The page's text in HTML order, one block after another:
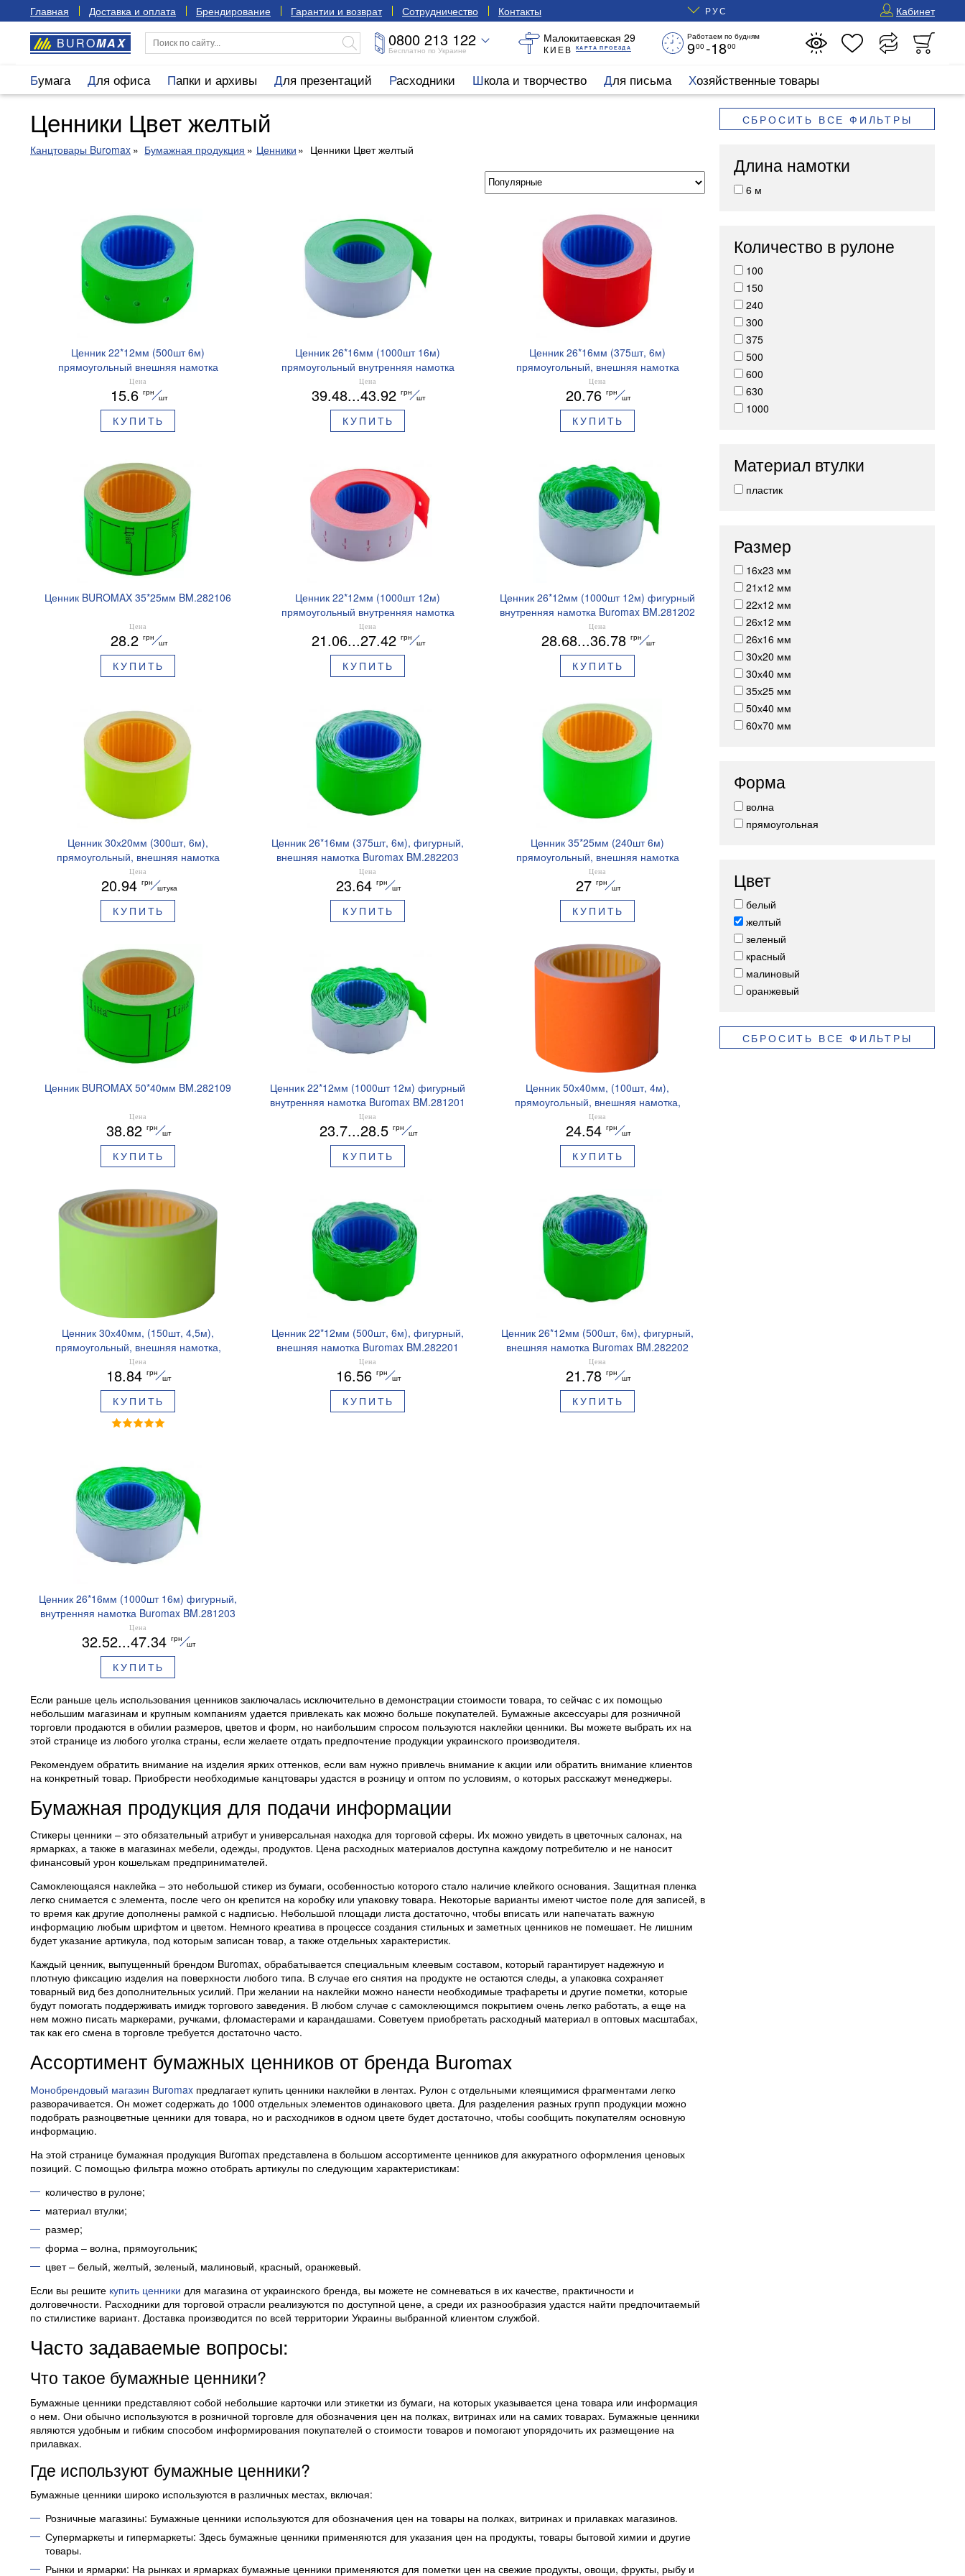
Главная Доставка и оплата Брендирование Гарантии и возврат Сотрудничество Контакты РУС Кабинет
BUROMAX 0800 213 122
Бесплатно по Украине
Малокитаевская 29
КИЕВ КАРТА ПРОЕЗДА
Работаем по будням
900 -1800
Бумага Для офиса Папки и архивы Для презентаций Расходники Школа и творчество Для письма Хозяйственные товары
Ценники Цвет желтый
Канцтовары Buromax Бумажная продукция Ценники Ценники Цвет желтый
Ценник 22*12мм (500шт 6м)
прямоугольный внешняя намотка
Buromax BM.282101
Цена
15.6 грн
шт
КУПИТЬ
Ценник 26*16мм (1000шт 16м)
прямоугольный внутренняя намотка
Buromax BM.281103
Цена
39.48...43.92 грн
шт
КУПИТЬ
Ценник 26*16мм (375шт, 6м)
прямоугольный, внешняя намотка
Buromax BM.282103
Цена
20.76 грн
шт
КУПИТЬ
Ценник BUROMAX 35*25мм BM.282106
Цена
28.2 грн
шт
КУПИТЬ
Ценник 22*12мм (1000шт 12м)
прямоугольный внутренняя намотка
Buromax BM.281101
Цена
21.06...27.42 грн
шт
КУПИТЬ
Ценник 26*12мм (1000шт 12м) фигурный
внутренняя намотка Buromax BM.281202
Цена
28.68...36.78 грн
шт
КУПИТЬ
Ценник 30х20мм (300шт, 6м),
прямоугольный, внешняя намотка
Buromax BM.282104
Цена
20.94 грн
штука
КУПИТЬ
Ценник 26*16мм (375шт, 6м), фигурный,
внешняя намотка Buromax BM.282203
Цена
23.64 грн
шт
КУПИТЬ
Ценник 35*25мм (240шт 6м)
прямоугольный, внешняя намотка
Buromax BM.282105
Цена
27 грн
шт
КУПИТЬ
Ценник BUROMAX 50*40мм BM.282109
Цена
38.82 грн
шт
КУПИТЬ
Ценник 22*12мм (1000шт 12м) фигурный
внутренняя намотка Buromax BM.281201
Цена
23.7...28.5 грн
шт
КУПИТЬ
Ценник 50х40мм, (100шт, 4м),
прямоугольный, внешняя намотка,
BUROMAX BM.282112
Цена
24.54 грн
шт
КУПИТЬ
Ценник 30х40мм, (150шт, 4,5м),
прямоугольный, внешняя намотка,
BUROMAX BM.282113
Цена
18.84 грн
шт
КУПИТЬ
Ценник 22*12мм (500шт, 6м), фигурный,
внешняя намотка Buromax BM.282201
Цена
16.56 грн
шт
КУПИТЬ
Ценник 26*12мм (500шт, 6м), фигурный,
внешняя намотка Buromax BM.282202
Цена
21.78 грн
шт
КУПИТЬ
Ценник 26*16мм (1000шт 16м) фигурный,
внутренняя намотка Buromax BM.281203
Цена
32.52...47.34 грн
шт
КУПИТЬ
Если раньше цель использования ценников заключалась исключительно в демонстрации стоимости товара, то сейчас с их помощью
небольшим магазинам и крупным компаниям удается привлекать как можно больше покупателей. Бумажные аксессуары для розничной
торговли продаются в обилии размеров, цветов и форм, но наибольшим спросом пользуются наклейки ценники. Вы можете выбрать их на
этой странице из любого уголка страны, если желаете отдать предпочтение продукции украинского производителя.
Рекомендуем обратить внимание на изделия ярких оттенков, если вам нужно привлечь внимание к акции или обратить внимание клиентов
на конкретный товар. Приобрести необходимые канцтовары удастся в розницу и оптом по условиям, о которых расскажут менеджеры.
Бумажная продукция для подачи информации
Стикеры ценники – это обязательный атрибут и универсальная находка для торговой сферы. Их можно увидеть в цветочных салонах, на
ярмарках, а также в магазинах мебели, одежды, продуктов. Цена расходных материалов доступна каждому потребителю и не наносит
финансовый урон кошелькам предпринимателей.
Самоклеющаяся наклейка – это небольшой стикер из бумаги, особенностью которого стало наличие клейкого основания. Защитная пленка
легко снимается с элемента, после чего он крепится на коробку или упаковку товара. Некоторые варианты имеют чистое поле для записей, в
то время как другие дополнены рамкой с надписью. Небольшой площади листа достаточно, чтобы вписать или напечатать важную
информацию любым шрифтом и цветом. Немного креатива в процессе создания стильных и заметных ценников не помешает. Не лишним
будет указание артикула, под которым записан товар, а также отдельных характеристик.
Каждый ценник, выпущенный брендом Buromax, обрабатывается специальным клеевым составом, который гарантирует надежную и
плотную фиксацию изделия на поверхности любого типа. В случае его снятия на продукте не остаются следы, а упаковка сохраняет
товарный вид без дополнительных усилий. При желании на наклейки можно нанести необходимые трафареты и другие пометки, которые
будут помогать поддерживать имидж торгового заведения. В любом случае с самоклеющимся покрытием очень легко работать, а еще на
нем можно писать маркерами, ручками, фломастерами и карандашами. Советуем приобретать расходный материал в оптовых масштабах,
так как его смена в торговле требуется достаточно часто.
Ассортимент бумажных ценников от бренда Buromax
Монобрендовый магазин Buromax предлагает купить ценники наклейки в лентах. Рулон с отдельными клеящимися фрагментами легко
разворачивается. Он может содержать до 1000 отдельных элементов одинакового цвета. Для разделения разных групп продукции можно
подобрать разноцветные ценники для товара, но и расходников в одном цвете будет достаточно, чтобы сообщить покупателям основную
информацию.
На этой странице бумажная продукция Buromax представлена в большом ассортименте ценников для аккуратного оформления ценовых
позиций. С помощью фильтра можно отобрать артикулы по следующим характеристикам:
количество в рулоне;
материал втулки;
размер;
форма – волна, прямоугольник;
цвет – белый, желтый, зеленый, малиновый, красный, оранжевый.
Если вы решите купить ценники для магазина от украинского бренда, вы можете не сомневаться в их качестве, практичности и
долговечности. Расходники для торговой отрасли реализуются по доступной цене, а среди их разнообразия удастся найти предпочитаемый
по стилистике вариант. Доставка производится по всей территории Украины выбранной клиентом службой.
Часто задаваемые вопросы:
Что такое бумажные ценники?
Бумажные ценники представляют собой небольшие карточки или этикетки из бумаги, на которых указывается цена товара или информация
о нем. Они обычно используются в розничной торговле для обозначения цен на полках, витринах или на самих товарах. Бумажные ценники
являются удобным и гибким способом информирования покупателей о стоимости товаров и помогают упорядочить их размещение на
прилавках.
Где используют бумажные ценники?
Бумажные ценники широко используются в различных местах, включая:
Розничные магазины: Бумажные ценники используются для обозначения цен на товары на полках, витринах и прилавках магазинов.
Супермаркеты и гипермаркеты: Здесь бумажные ценники применяются для указания цен на продукты, товары бытовой химии и другие
товары.
Рынки и ярмарки: На рынках и ярмарках бумажные ценники применяются для пометки цен на свежие продукты, овощи, фрукты, рыбу и
СБРОСИТЬ ВСЕ ФИЛЬТРЫ
Длина намотки
6 м
Количество в рулоне
100
150
240
300
375
500
600
630
1000
Материал втулки
пластик
Размер
16х23 мм
21х12 мм
22х12 мм
26х12 мм
26х16 мм
30х20 мм
30х40 мм
35х25 мм
50х40 мм
60х70 мм
Форма
волна
прямоугольная
Цвет
белый
желтый
зеленый
красный
малиновый
оранжевый
СБРОСИТЬ ВСЕ ФИЛЬТРЫ